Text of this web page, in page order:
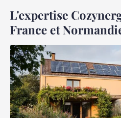
L'expertise
France et